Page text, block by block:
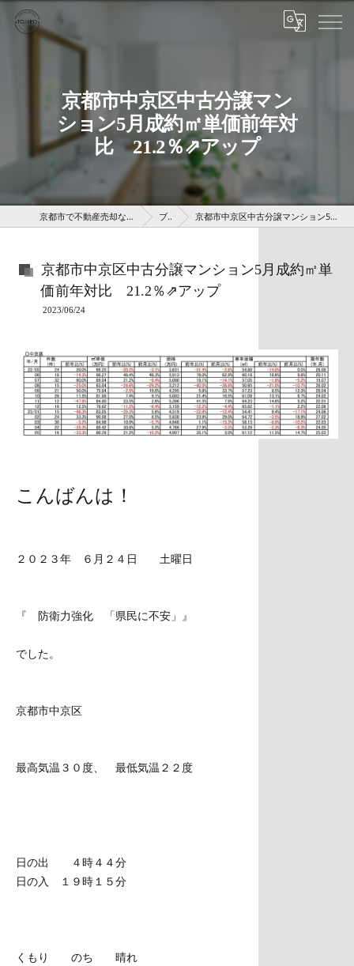
京都市中京区中古分譲マン
ション5月成約㎡単価前年対
比 21.2％⇗アップ
京都市で不動産売却なら株式会社京 藤十郎不動産 ブログ 京都市中京区中古分譲マンション5月成約㎡単価前年対比 21.2％⇗アップ
京都市中京区中古分譲マンション5月成約㎡単
価前年対比 21.2％⇗アップ
2023/06/24
こんばんは！
２０２３年 ６月２４日 土曜日
『 防衛力強化 「県民に不安」』
でした。
京都市中京区
最高気温３０度、 最低気温２２度
日の出 ４時４４分
日の入 １９時１５分
くもり のち 晴れ